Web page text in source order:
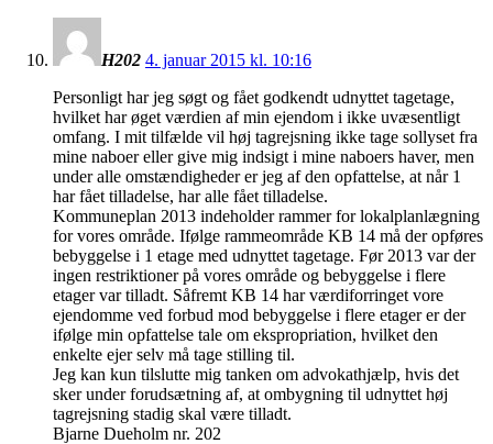
H202 4. januar 2015 kl. 10:16
Personligt har jeg søgt og fået godkendt udnyttet tagetage,
hvilket har øget værdien af min ejendom i ikke uvæsentligt
omfang. I mit tilfælde vil høj tagrejsning ikke tage sollyset fra
mine naboer eller give mig indsigt i mine naboers haver, men
under alle omstændigheder er jeg af den opfattelse, at når 1
har fået tilladelse, har alle fået tilladelse.
Kommuneplan 2013 indeholder rammer for lokalplanlægning
for vores område. Ifølge rammeområde KB 14 må der opføres
bebyggelse i 1 etage med udnyttet tagetage. Før 2013 var der
ingen restriktioner på vores område og bebyggelse i flere
etager var tilladt. Såfremt KB 14 har værdiforringet vore
ejendomme ved forbud mod bebyggelse i flere etager er der
ifølge min opfattelse tale om ekspropriation, hvilket den
enkelte ejer selv må tage stilling til.
Jeg kan kun tilslutte mig tanken om advokathjælp, hvis det
sker under forudsætning af, at ombygning til udnyttet høj
tagrejsning stadig skal være tilladt.
Bjarne Dueholm nr. 202